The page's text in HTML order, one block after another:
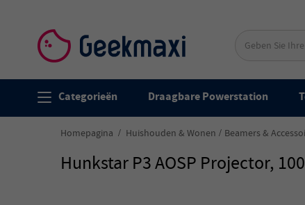
Categorieën Draagbare Powerstation
Homepagina Huishouden & Wonen Beamers &
Hunkstar P3 AOSP Projector,